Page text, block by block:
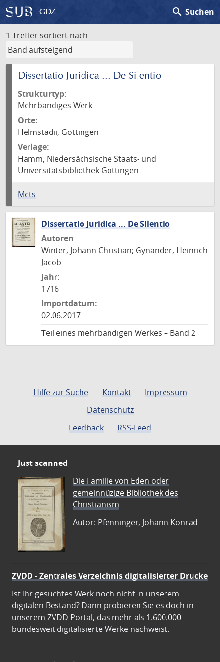
GDZ search Suchen
1 Treffer sortiert nach
Dissertatio Juridica ... De Silentio
Strukturtyp:
Mehrbändiges Werk
Orte:
Helmstadii, Göttingen
Verlage:
Hamm, Niedersächsische Staats- und
Universitätsbibliothek Göttingen
Mets
Dissertatio Juridica ... De Silentio
Autoren
Winter, Johann Christian; Gynander, Heinrich
Jacob
Jahr:
1716
Importdatum:
02.06.2017
Teil eines mehrbändigen Werkes – Band 2
Hilfe zur Suche Kontakt
Impressum
Datenschutz
Feedback
RSS-Feed
Just scanned
Die Familie von Eden oder
gemeinnüzige Bibliothek des
Christianism
Autor: Pfenninger, Johann Konrad
ZVDD - Zentrales Verzeichnis digitalisierter Drucke
Ist Ihr gesuchtes Werk noch nicht in unserem
digitalen Bestand? Dann probieren Sie es doch in
unserem ZVDD Portal, das mehr als 1.600.000
bundesweit digitalisierte Werke nachweist.